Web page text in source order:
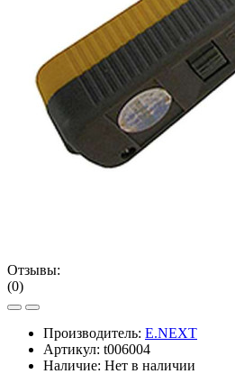
Отзывы:
(0)
Производитель: E.NEXT
Артикул: t006004
Наличие: Нет в наличии